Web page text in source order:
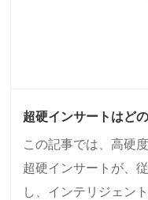
超硬インサートはど
でしょうか?
この記事では、高硬
超硬インサートが、
し、インテリジェン